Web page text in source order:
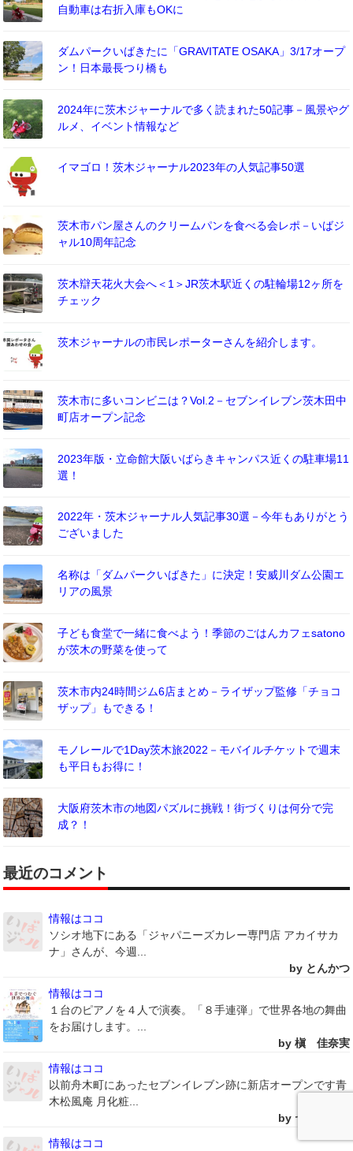
自動車は右折入庫もOKに
ダムパークいばきたに「GRAVITATE OSAKA」3/17オープ
ン！日本最長つり橋も
2024年に茨木ジャーナルで多く読まれた50記事－風景やグ
ルメ、イベント情報など
イマゴロ！茨木ジャーナル2023年の人気記事50選
茨木市パン屋さんのクリームパンを食べる会レポ－いばジ
ャル10周年記念
茨木辯天花火大会へ＜1＞JR茨木駅近くの駐輪場12ヶ所を
チェック
茨木ジャーナルの市民レポーターさんを紹介します。
茨木市に多いコンビニは？Vol.2－セブンイレブン茨木田中
町店オープン記念
2023年版・立命館大阪いばらきキャンパス近くの駐車場11
選！
2022年・茨木ジャーナル人気記事30選－今年もありがとう
ございました
名称は「ダムパークいばきた」に決定！安威川ダム公園エ
リアの風景
子ども食堂で一緒に食べよう！季節のごはんカフェsatono
が茨木の野菜を使って
茨木市内24時間ジム6店まとめ－ライザップ監修「チョコ
ザップ」もできる！
モノレールで1Day茨木旅2022－モバイルチケットで週末
も平日もお得に！
大阪府茨木市の地図パズルに挑戦！街づくりは何分で完
成？！
最近のコメント
情報はココ
ソシオ地下にある「ジャパニーズカレー専門店 アカイサカ
ナ」さんが、今週...
by とんかつ
情報はココ
１台のピアノを４人で演奏。「８手連弾」で世界各地の舞曲
をお届けします。...
by 槇 佳奈実
情報はココ
以前舟木町にあったセブンイレブン跡に新店オープンです青
木松風庵 月化粧...
by ヤスケムシ
情報はココ